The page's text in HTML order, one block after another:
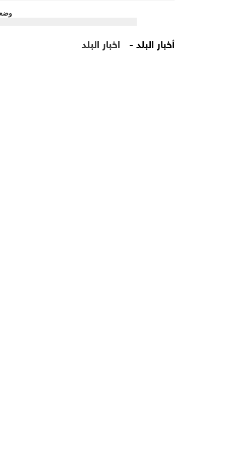
أخبار البلد - اخبار البلد